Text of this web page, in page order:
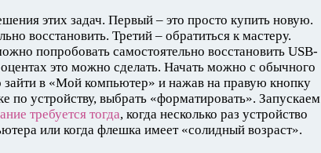
этих задач. Первый – это просто купить новую.
восстановить. Третий – обратиться к мастеру.
попробовать самостоятельно восстановить USB-
это можно сделать. Начать можно с обычного
в «Мой компьютер» и нажав на правую кнопку
устройству, выбрать «форматировать». Запускаем
требуется тогда, когда несколько раз устройство
или когда флешка имеет «солидный возраст».